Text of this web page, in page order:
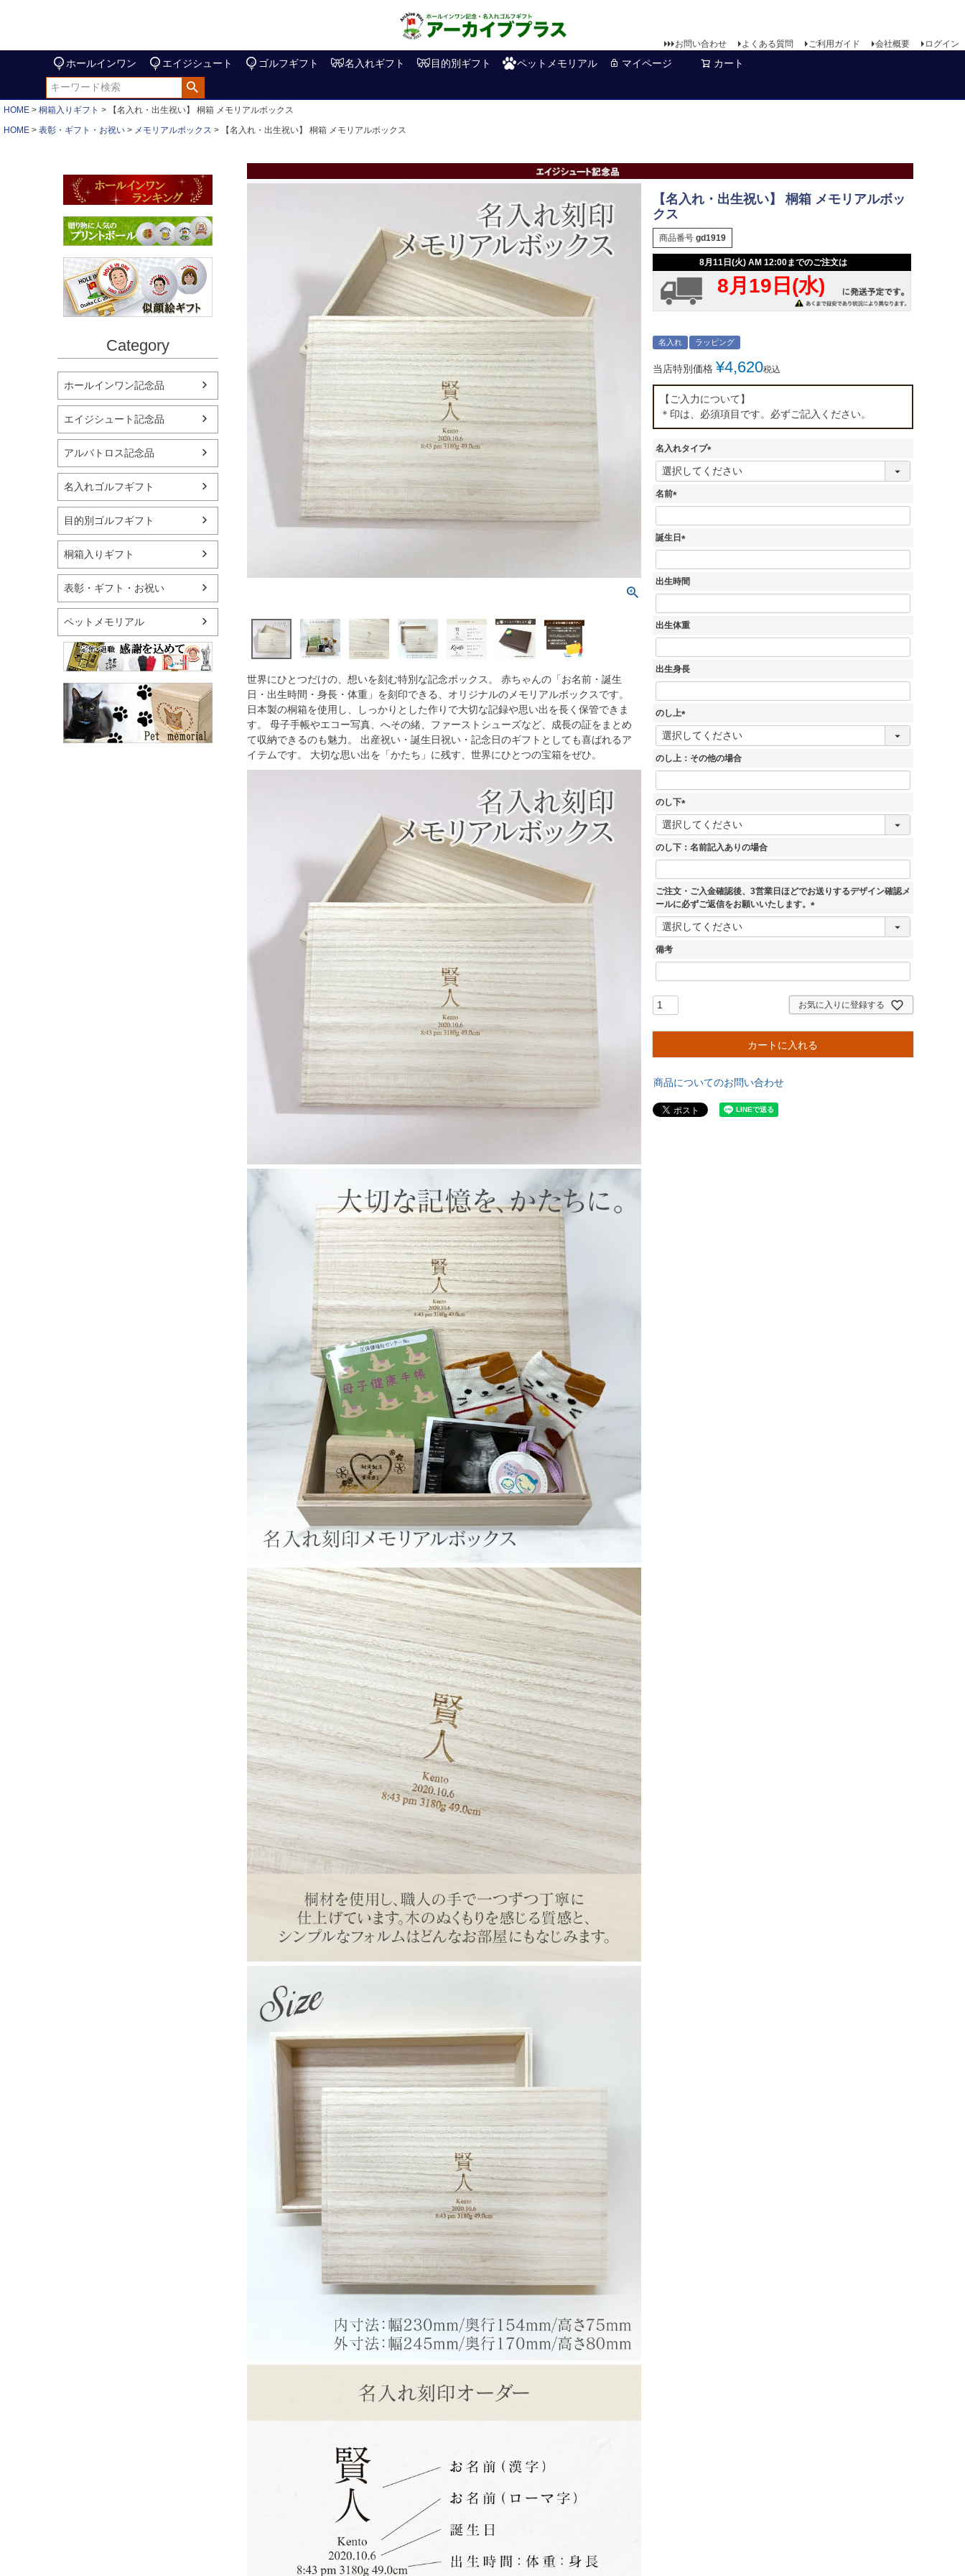
お問い合わせ よくある質問 ご利用ガイド 会社概要 ログイン
ホールインワン エイジシュート ゴルフギフト 名入れギフト 目的別ギフト ペットメモリアル マイページ カート
HOME 桐箱入りギフト
【名入れ・出生祝い】 桐箱 メモリアルボックス
HOME
表彰・ギフト・お祝い メモリアルボックス 【名入れ・出生祝い】 桐箱 メモリアルボックス
Category
ホールインワン記念品
エイジシュート記念品
アルバトロス記念品
名入れゴルフギフト
目的別ゴルフギフト
桐箱入りギフト
表彰・ギフト・お祝い
ペットメモリアル
世界にひとつだけの、想いを刻む特別な記念ボックス。 赤ちゃんの「お名前・誕生
日・出生時間・身長・体重」を刻印できる、オリジナルのメモリアルボックスです。
日本製の桐箱を使用し、しっかりとした作りで大切な記録や思い出を長く保管できま
す。 母子手帳やエコー写真、へその緒、ファーストシューズなど、成長の証をまとめ
て収納できるのも魅力。 出産祝い・誕生日祝い・記念日のギフトとしても喜ばれるア
イテムです。 大切な思い出を「かたち」に残す、世界にひとつの宝箱をぜひ。
【名入れ・出生祝い】 桐箱 メモリアルボッ
クス
商品番号 gd1919
名入れ ラッピング
当店特別価格 ¥4,620税込
【ご入力について】
＊印は、必須項目です。必ずご記入ください。
名入れタイプ
(
必
名前
(
必
須
)
誕生日
(
必
須
)
出生時間
出生体重
出生身長
のし上
(
必
須
のし上：その他の場合
のし下
(
必
須
のし下：名前記入ありの場合
ご注文・ご入金確認後、3営業日ほどでお送りするデザイン確認メ
ールに必ずご返信をお願いいたします。
(
備考
お気に入りに登録する
カートに入れる
商品についてのお問い合わせ